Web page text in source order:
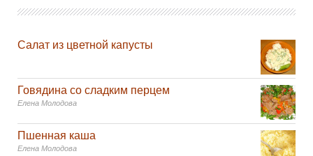
Салат из цветной капусты
Говядина со сладким перцем
Елена Молодова
Пшенная каша
Елена Молодова